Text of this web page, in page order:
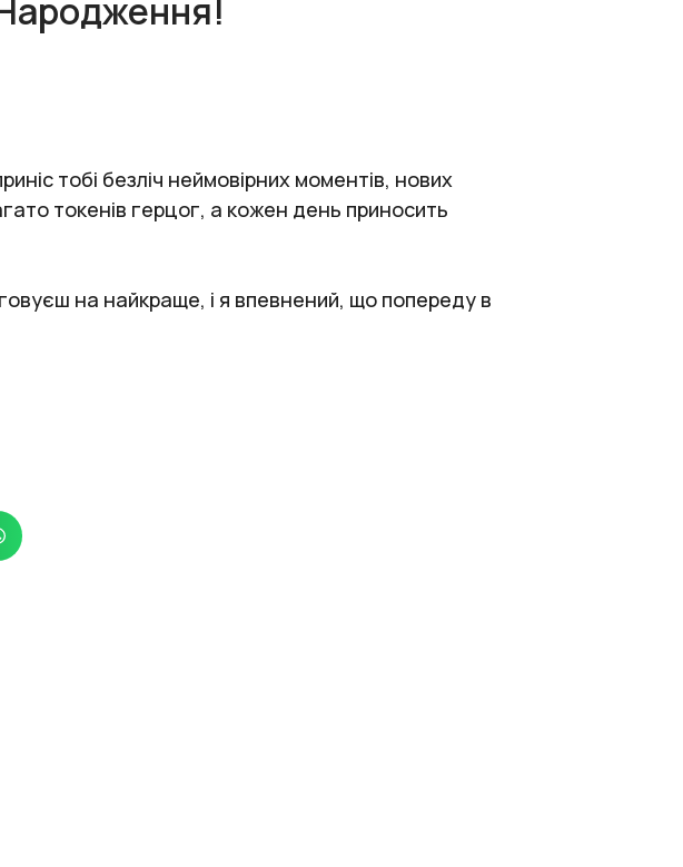
тобі безліч неймовірних моментів, нових
токенів герцог, а кожен день приносить
на найкраще, і я впевнений, що попереду в